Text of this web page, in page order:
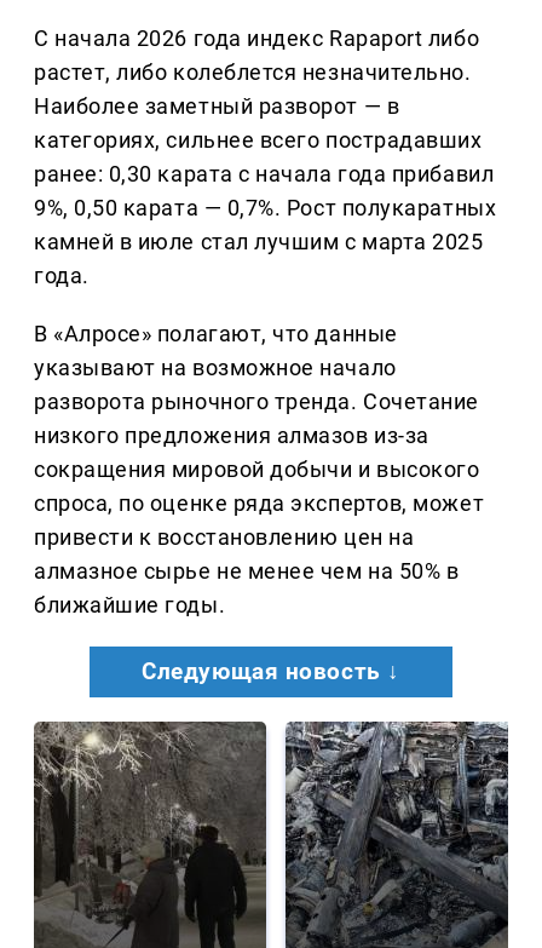
С начала 2026 года индекс Rapaport либо
растет, либо колеблется незначительно.
Наиболее заметный разворот — в
категориях, сильнее всего пострадавших
ранее: 0,30 карата с начала года прибавил
9%, 0,50 карата — 0,7%. Рост полукаратных
камней в июле стал лучшим с марта 2025
года.
В «Алросе» полагают, что данные
указывают на возможное начало
разворота рыночного тренда. Сочетание
низкого предложения алмазов из-за
сокращения мировой добычи и высокого
спроса, по оценке ряда экспертов, может
привести к восстановлению цен на
алмазное сырье не менее чем на 50% в
ближайшие годы.
Следующая новость ↓